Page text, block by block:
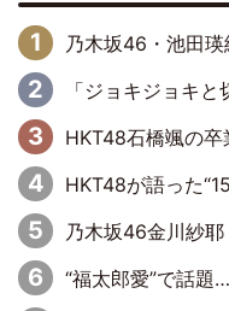
乃木坂46・池田瑛紗と中西アルノが「真冬のか
「ジョキジョキと切って
HKT48石橋颯の卒業に寄
HKT48が語った“15周年本の思い出
乃木坂46金川紗耶
“福太郎愛”で話題…乃木坂46一ノ